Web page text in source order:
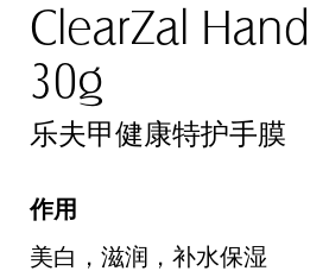
ClearZal
30g
乐夫甲健康特护手膜
作用
美白，滋润，补水保湿